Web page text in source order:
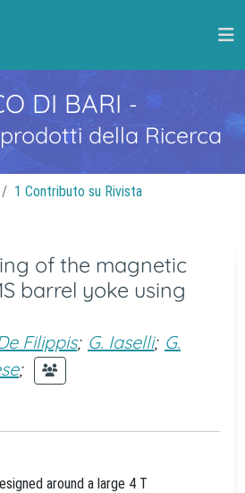
DI BARI -
della Ricerca
1 Contributo su Rivista
of the magnetic
barrel yoke using
Filippis; G. Iaselli; G.
;
around a large 4 T